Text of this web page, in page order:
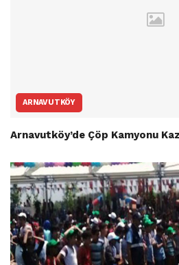
ARNAVUTKÖY
Arnavutköy’de Çöp Kamyonu